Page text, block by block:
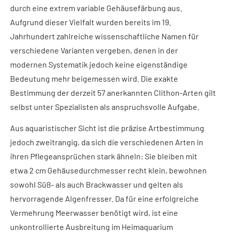
durch eine extrem variable Gehäusefärbung aus.
Aufgrund dieser Vielfalt wurden bereits im 19.
Jahrhundert zahlreiche wissenschaftliche Namen für
verschiedene Varianten vergeben, denen in der
modernen Systematik jedoch keine eigenständige
Bedeutung mehr beigemessen wird. Die exakte
Bestimmung der derzeit 57 anerkannten Clithon-Arten gilt
selbst unter Spezialisten als anspruchsvolle Aufgabe.
Aus aquaristischer Sicht ist die präzise Artbestimmung
jedoch zweitrangig, da sich die verschiedenen Arten in
ihren Pflegeansprüchen stark ähneln: Sie bleiben mit
etwa 2 cm Gehäusedurchmesser recht klein, bewohnen
sowohl Süß- als auch Brackwasser und gelten als
hervorragende Algenfresser. Da für eine erfolgreiche
Vermehrung Meerwasser benötigt wird, ist eine
unkontrollierte Ausbreitung im Heimaquarium